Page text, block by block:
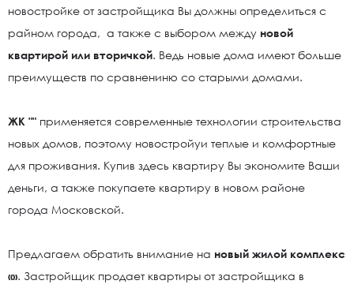
новостройке от застройщика Вы должны определиться с
райном города, а также с выбором между новой
квартирой или вторичкой. Ведь новые дома имеют больше
преимуществ по сравнениню со старыми домами.
ЖК "" применяется современные технологии строительства
новых домов, поэтому новостройуи теплые и комфортные
для проживания. Купив здесь квартиру Вы экономите Ваши
деньги, а также покупаете квартиру в новом районе
города Московской.
Предлагаем обратить внимание на новый жилой комплекс
«». Застройщик продает квартиры от застройщика в